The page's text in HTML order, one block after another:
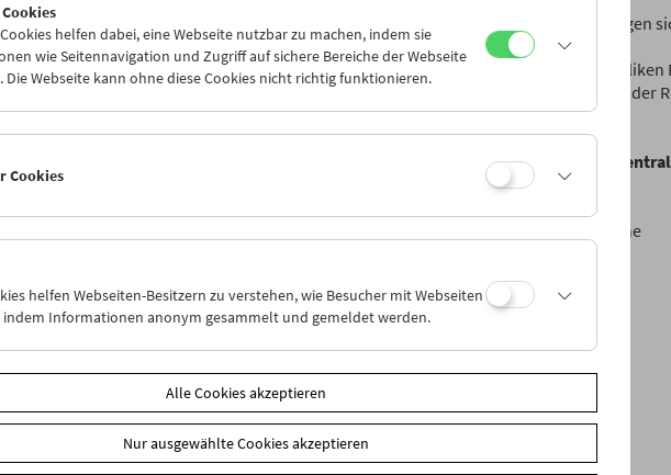
zurück zu den
Die meisten der Texte sind Originalbeiträge und beschäftigen
und Gegenwart des Filmschaffens in Zentralasien und den
Produktionsbedingungen, unter denen in den fünf Republiken
Katalog enthält überdies Beiträge zur geopolitischen Lage der
von Karl Katzinger.
Retrospektive "Aus dem Herzen der Welt. Das Kino der
Wien 2001, 108 Seiten, in deutscher und englischer Sprache
Stück
In den Warenkorb
helfen dabei, eine Webseite nutzbar zu machen, indem sie
wie Seitennavigation und Zugriff auf sichere Bereiche der Webseite
Die Webseite kann ohne diese Cookies nicht richtig funktionieren.
Cookies
helfen Webseiten-Besitzern zu verstehen, wie Besucher mit Webseiten
indem Informationen anonym gesammelt und gemeldet werden.
Alle Cookies akzeptieren
Nur ausgewählte Cookies akzeptieren